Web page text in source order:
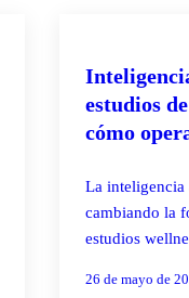
estudios
cómo
La inteligencia
cambiando la
estudios
26 de mayo de